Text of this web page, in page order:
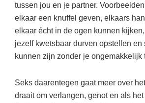
tussen jou en je partner.
elkaar een knuffel geven, elkaars
elkaar écht in de ogen kunnen
jezelf kwetsbaar durven opstellen en
kunnen zijn zonder je ongemakkelijk
Seks daarentegen gaat meer over
draait om verlangen, genot en als